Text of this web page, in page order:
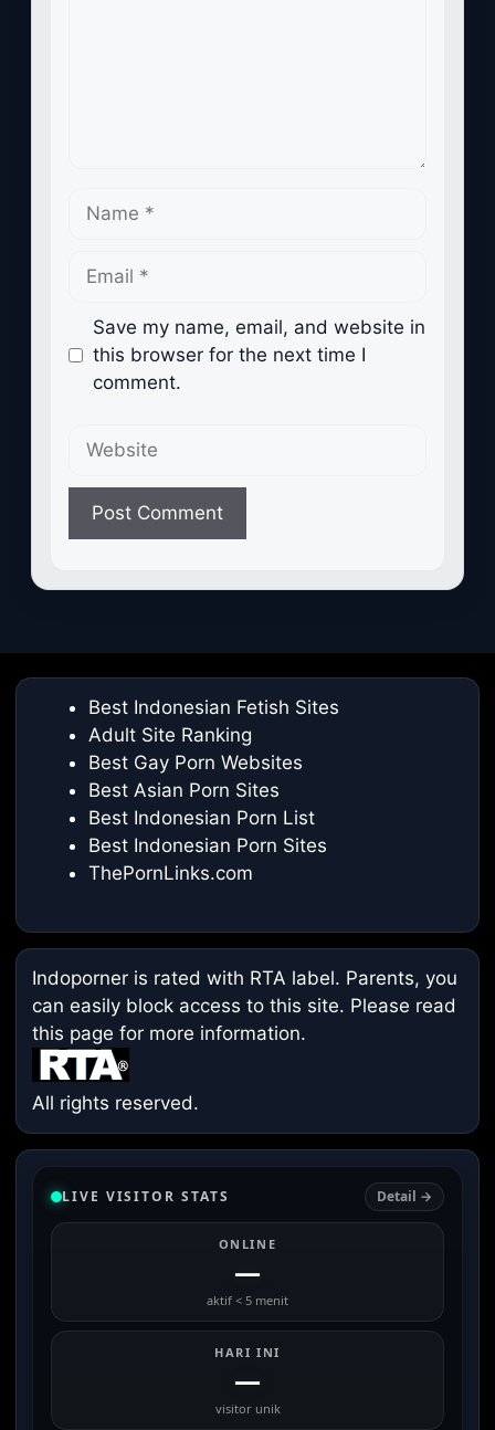
Save my name, email, and website in
this browser for the next time I
comment.
Website
Best Indonesian Fetish Sites
Adult Site Ranking
Best Gay Porn Websites
Best Asian Porn Sites
Best Indonesian Porn List
Best Indonesian Porn Sites
ThePornLinks.com
Indoporner is rated with RTA label. Parents, you
can easily block access to this site. Please read
this page for more information.
All rights reserved.
LIVE VISITOR STATS Detail →
ONLINE
—
aktif < 5 menit
HARI INI
—
visitor unik